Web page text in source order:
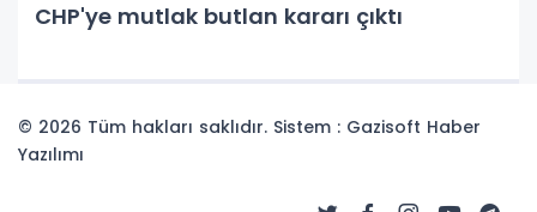
CHP'ye mutlak butlan kararı çıktı
© 2026 Tüm hakları saklıdır. Sistem : Gazisoft Haber
Yazılımı